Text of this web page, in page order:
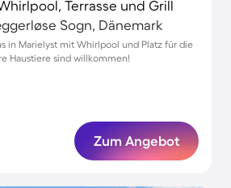
Terrasse und Grill
Sogn, Dänemark
in Marielyst mit Whirlpool und Platz für die
Haustiere sind willkommen!
Zum Angebot